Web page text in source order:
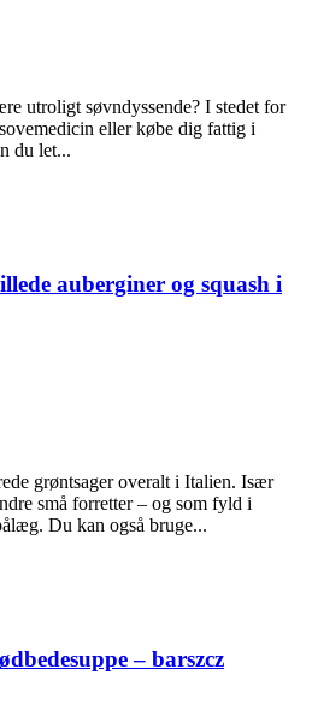
utroligt søvndyssende? I stedet for
eller købe dig fattig i
du let...
auberginer og squash i
grøntsager overalt i Italien. Især
små forretter – og som fyld i
Du kan også bruge...
– barszcz